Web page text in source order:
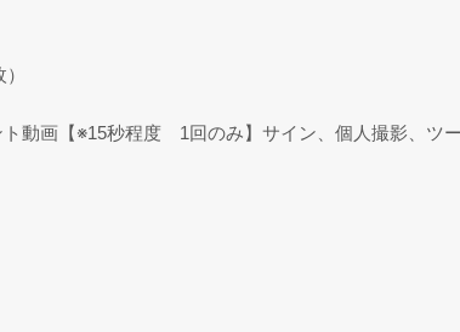
動画【※15秒程度 1回のみ】サイン、個人撮影、ツ